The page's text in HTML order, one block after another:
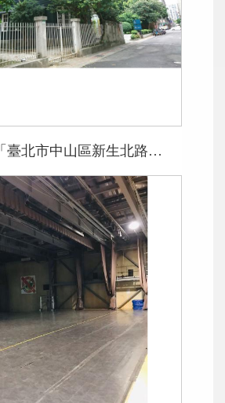
歷史建築「臺北市中山區新生北路3段62巷24號」